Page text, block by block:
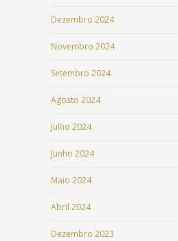
Dezembro 2024
Novembro 2024
Setembro 2024
Agosto 2024
Julho 2024
Junho 2024
Maio 2024
Abril 2024
Dezembro 2023